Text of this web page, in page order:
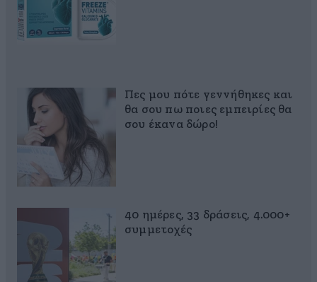
Πες μου πότε γεννήθηκες και
θα σου πω ποιες εμπειρίες θα
σου έκανα δώρο!
40 ημέρες, 33 δράσεις, 4.000+
συμμετοχές